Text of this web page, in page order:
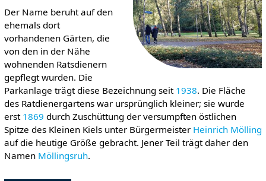
Der Name beruht auf den
ehemals dort
vorhandenen Gärten, die
von den in der Nähe
wohnenden Ratsdienern
gepflegt wurden. Die
Parkanlage trägt diese Bezeichnung seit 1938. Die Fläche
des Ratdienergartens war ursprünglich kleiner; sie wurde
erst 1869 durch Zuschüttung der versumpften östlichen
Spitze des Kleinen Kiels unter Bürgermeister Heinrich Mölling
auf die heutige Größe gebracht. Jener Teil trägt daher den
Namen Möllingsruh.